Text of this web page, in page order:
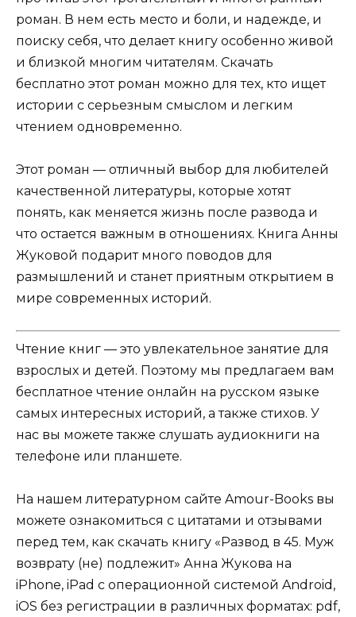
роман. В нем есть место и боли, и надежде, и
поиску себя, что делает книгу особенно живой
и близкой многим читателям. Скачать
бесплатно этот роман можно для тех, кто ищет
истории с серьезным смыслом и легким
чтением одновременно.
Этот роман — отличный выбор для любителей
качественной литературы, которые хотят
понять, как меняется жизнь после развода и
что остается важным в отношениях. Книга Анны
Жуковой подарит много поводов для
размышлений и станет приятным открытием в
мире современных историй.
Чтение книг — это увлекательное занятие для
взрослых и детей. Поэтому мы предлагаем вам
бесплатное чтение онлайн на русском языке
самых интересных историй, а также стихов. У
нас вы можете также слушать аудиокниги на
телефоне или планшете.
На нашем литературном сайте Amour-Books вы
можете ознакомиться с цитатами и отзывами
перед тем, как скачать книгу «Развод в 45. Муж
возврату (не) подлежит» Анна Жукова на
iPhone, iPad с операционной системой Android,
iOS без регистрации в различных форматах: pdf,